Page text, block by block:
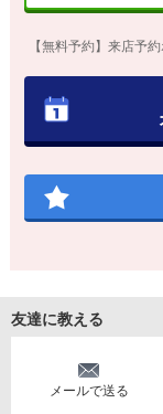
【無料予約】来店予
友達に教える
メールで送る